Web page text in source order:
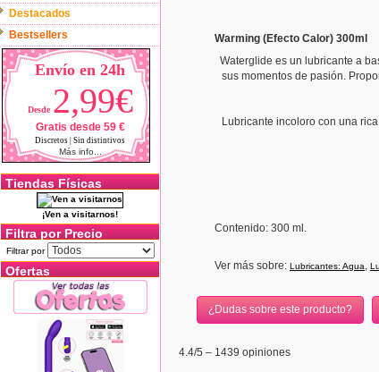
Destacados
Bestsellers
Envío en 24h
Desde 2,99€
Gratis desde 59 €
Discretos | Sin distintivos
Más info...
Tiendas Físicas
¡Ven a visitarnos!
Filtra por Precio
Filtrar por
Ofertas
Warming (Efecto Calor) 300ml
Waterglide es un lubricante a
sus momentos de pasión.
Lubricante incoloro con una
Contenido: 300 ml.
Ver más sobre: Lubricantes: Agua,
¿Dudas sobre este producto?
4.4/5 – 1439 opiniones